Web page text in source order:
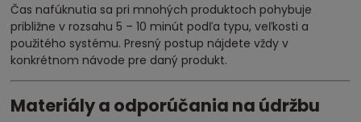
Čas nafúknutia sa pri mnohých produktoch pohybuje
približne v rozsahu 5 – 10 minút podľa typu, veľkosti a
použitého systému. Presný postup nájdete vždy v
konkrétnom návode pre daný produkt.
Materiály a odporúčania na údržbu